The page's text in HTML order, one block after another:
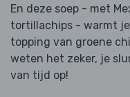
En deze soep - met
tortillachips - warmt
topping van groene
weten het zeker, je
van tijd op!